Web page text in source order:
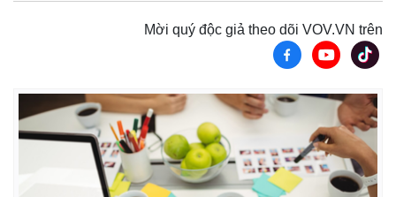
Mời quý độc giả theo dõi VOV.VN trên